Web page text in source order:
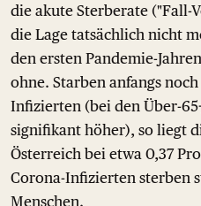
die akute Sterberate ("Fall-
die Lage tatsächlich nicht
den ersten Pandemie-
ohne. Starben anfangs
Infizierten (bei den Über-
signifikant höher), so liegt
Österreich bei etwa 0,37
Corona-Infizierten sterben
Menschen.